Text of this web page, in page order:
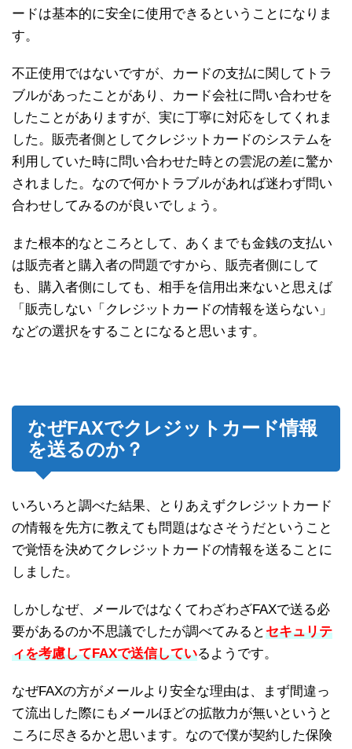
ードは基本的に安全に使用できるということになりま
す。
不正使用ではないですが、カードの支払に関してトラ
ブルがあったことがあり、カード会社に問い合わせを
したことがありますが、実に丁寧に対応をしてくれま
した。販売者側としてクレジットカードのシステムを
利用していた時に問い合わせた時との雲泥の差に驚か
されました。なので何かトラブルがあれば迷わず問い
合わせしてみるのが良いでしょう。
また根本的なところとして、あくまでも金銭の支払い
は販売者と購入者の問題ですから、販売者側にして
も、購入者側にしても、相手を信用出来ないと思えば
「販売しない「クレジットカードの情報を送らない」
などの選択をすることになると思います。
なぜFAXでクレジットカード情報
を送るのか？
いろいろと調べた結果、とりあえずクレジットカード
の情報を先方に教えても問題はなさそうだということ
で覚悟を決めてクレジットカードの情報を送ることに
しました。
しかしなぜ、メールではなくてわざわざFAXで送る必
要があるのか不思議でしたが調べてみるとセキュリテ
ィを考慮してFAXで送信しているようです。
なぜFAXの方がメールより安全な理由は、まず間違っ
て流出した際にもメールほどの拡散力が無いというと
ころに尽きるかと思います。なので僕が契約した保険